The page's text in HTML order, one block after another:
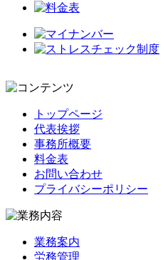
トップページ
代表挨拶
事務所概要
料金表
お問い合わせ
プライバシーポリシー
業務案内
労務管理